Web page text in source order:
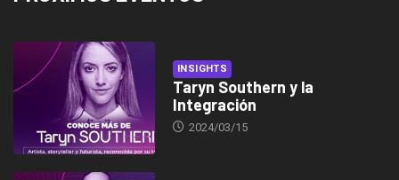
INSIGHTS
Taryn Southern y la
Integración
2024/03/15